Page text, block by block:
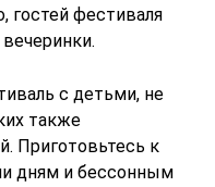
гостей фестиваля
с детьми, не
также
Приготовьтесь к
дням и бессонным